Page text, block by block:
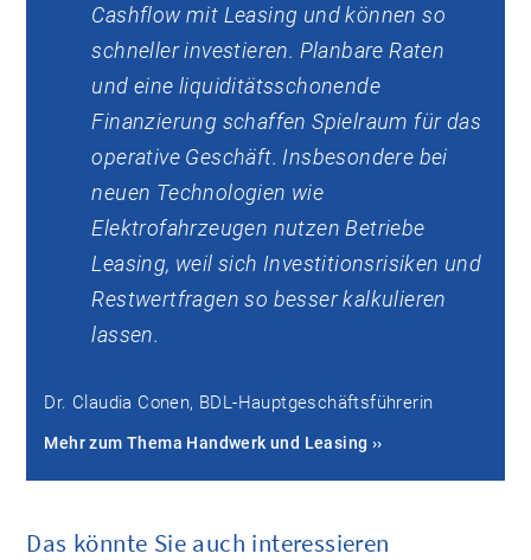
Cashflow mit Leasing und können so
schneller investieren. Planbare Raten
und eine liquiditätsschonende
Finanzierung schaffen Spielraum für das
operative Geschäft. Insbesondere bei
neuen Technologien wie
Elektrofahrzeugen nutzen Betriebe
Leasing, weil sich Investitionsrisiken und
Restwertfragen so besser kalkulieren
lassen.
Dr. Claudia Conen, BDL-Hauptgeschäftsführerin
Mehr zum Thema Handwerk und Leasing ››
Das könnte Sie auch interessieren